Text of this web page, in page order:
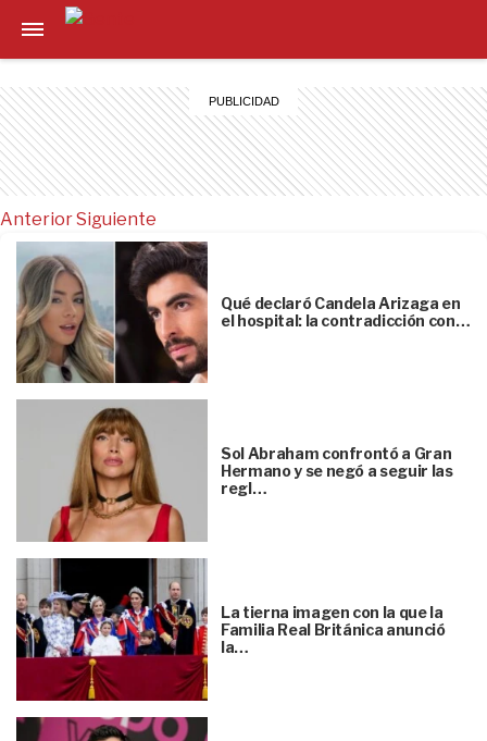
Anterior
Qué declaró Candela Arizaga en
el hospital: la contradicción con…
Sol Abraham confrontó a Gran
Hermano y se negó a seguir las
regl…
La tierna imagen con la que la
Familia Real Británica anunció
la…
Siguiente